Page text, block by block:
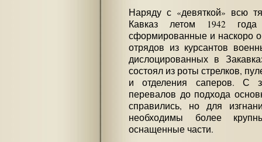
Наряду с «девяткой» всю
Кавказ летом 1942
сформированные и наскоро
отрядов из курсантов
дислоцированных в
состоял из роты стрелков,
и отделения саперов. С
перевалов до подхода
справились, но для
необходимы более
оснащенные части.